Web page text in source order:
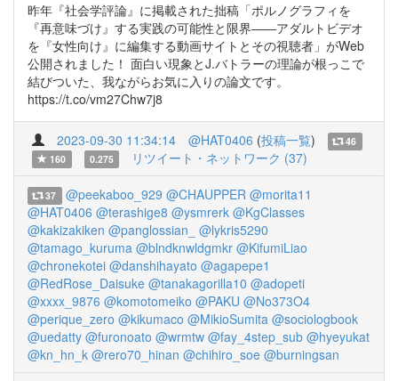
昨年『社会学評論』に掲載された拙稿「ポルノグラフィを
『再意味づけ』する実践の可能性と限界――アダルトビデオ
を『女性向け』に編集する動画サイトとその視聴者」がWeb
公開されました！ 面白い現象とJ.バトラーの理論が根っこで
結びついた、我ながらお気に入りの論文です。
https://t.co/vm27Chw7j8
2023-09-30 11:34:14 @HAT0406 (投稿一覧)
46
160
0.275 リツイート・ネットワーク (37)
37 @peekaboo_929 @CHAUPPER @morita11
@HAT0406 @terashige8 @ysmrerk @KgClasses
@kakizakiken @panglossian_
@lykris5290
@tamago_kuruma @blndknwldgmkr @KifumiLiao
@chronekotei @danshihayato @agapepe1
@RedRose_Daisuke @tanakagorilla10 @adopeti
@xxxx_9876 @komotomeiko @PAKU @No373O4
@perique_zero @kikumaco @MikioSumita @sociologbook
@uedatty @furonoato @wrmtw @fay_4step_sub @hyeyukat
@kn_hn_k @rero70_hinan @chihiro_soe @burningsan